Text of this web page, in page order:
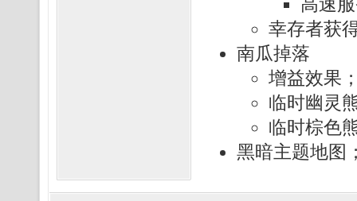
幸存者获
南瓜掉落
增益效果
临时幽灵
临时棕色
黑暗主题地图